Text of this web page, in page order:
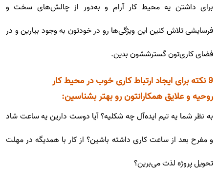
برای داشتن یه محیط کار آرام و به‌دور از چالش‌های سخت و
فرسایشی تلاش کنین این ویژگی‌ها رو در خودتون به وجود بیارین و در
فضای کاری‌تون گسترششون بدین.
9 نکته برای ایجاد ارتباط کاری خوب در محیط کار
روحیه و علایق همکارانتون رو بهتر بشناسین:
به نظر شما یه تیم ایده‌آل چه شکلیه؟ آیا دوست دارین یه ساعت شاد
و مفرح بعد از ساعت کاری داشته باشین؟ از کار با همدیگه در مهلت
تحویل پروژه لذت می‌برین؟